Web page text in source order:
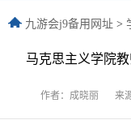
九游会j9备用网址 >
马克思主义学院
作者：成晓丽 来